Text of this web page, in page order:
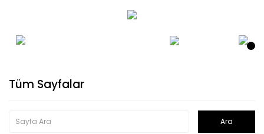
Tüm Sayfalar